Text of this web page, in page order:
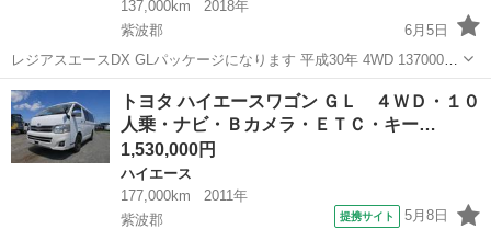
137,000km
2018年
紫波郡
6月5日
レジアスエースDX GLパッケージになります 平成30年 4WD 137000キ
ロ 実質ワンオーナー 車検無し 最終2026.5 寒冷地仕様 リアエアコン
リアヒーター LSD 増しリーフ レーダー(バックカメラ入力) ...
岩手 紫波郡 ハイエース
トヨタ ハイエースワゴン ＧＬ ４ＷＤ・１０
人乗・ナビ・Ｂカメラ・ＥＴＣ・キー…
1,530,000円
ハイエース
177,000km
2011年
紫波郡
提携サイト 5月8日